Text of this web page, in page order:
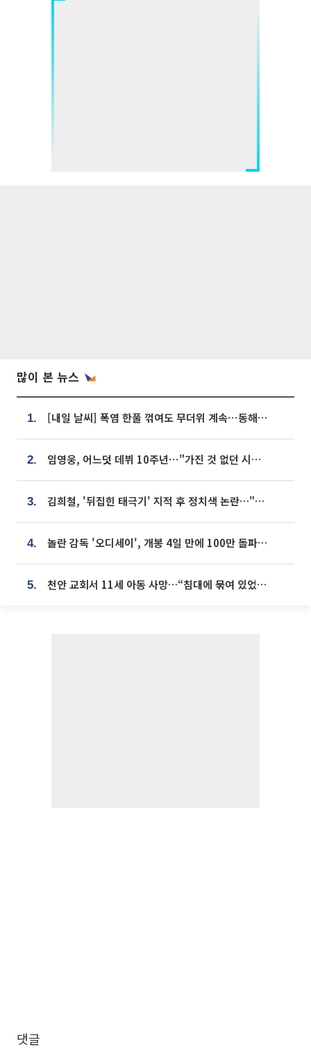
많이 본 뉴스
1. [내일 날씨] 폭염 한풀 꺾여도 무더위 계속⋯동해안 이틀 연속 비
2. 임영웅, 어느덧 데뷔 10주년⋯"가진 것 없던 시절, 내 앞엔 20명의 팬뿐"
3. 김희철, '뒤집힌 태극기' 지적 후 정치색 논란…"좌우 떠나 우리나라 국기"
4. 놀란 감독 '오디세이', 개봉 4일 만에 100만 돌파⋯'왕사남' 보다 빠르다
5. 천안 교회서 11세 아동 사망…“침대에 묶여 있었다” 진술 확보
댓글